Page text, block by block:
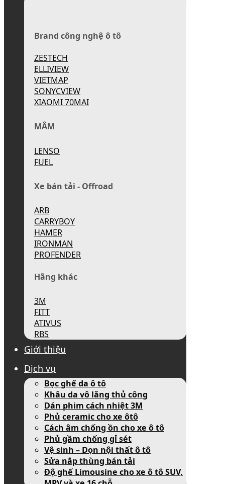
Brand công nghệ ô tô
ZESTECH
ELLIVIEW
VIETMAP
SONYCVIEW
XIAOMI 70MAI
MÂM
LENSO
FUEL
Xe bán tải - Offroad
ARB
CARRYBOY
HAMER
IRONMAN
PROFENDER
Hãng khác
3M
FITT
ATIVUS
RBS
Giới thiệu
Dịch vụ
Bọc ghế da ô tô
Khâu da vô lăng thủ công
Dán phim cách nhiệt 3M
Phủ ceramic cho xe ôtô
Cách âm chống ồn cho xe ô tô
Phủ gầm chống gỉ sét
Vệ sinh – Dọn nội thất ô tô
Sửa nắp thùng bán tải
Độ ghế Limousine cho xe ô tô SUV,